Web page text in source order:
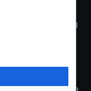
layanan profesional
hukum